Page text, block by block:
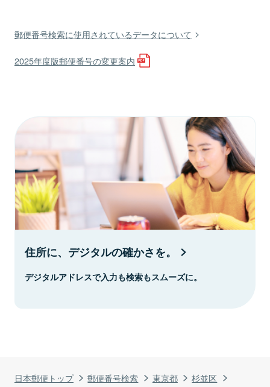
日本郵便トップ 郵便番号検索 東京都
杉並区
郵便番号検索に使用されているデータについて
2025年度版郵便番号の変更案内
住所に、デジタルの確かさを。
デジタルアドレスで入力も検索もスムーズに。